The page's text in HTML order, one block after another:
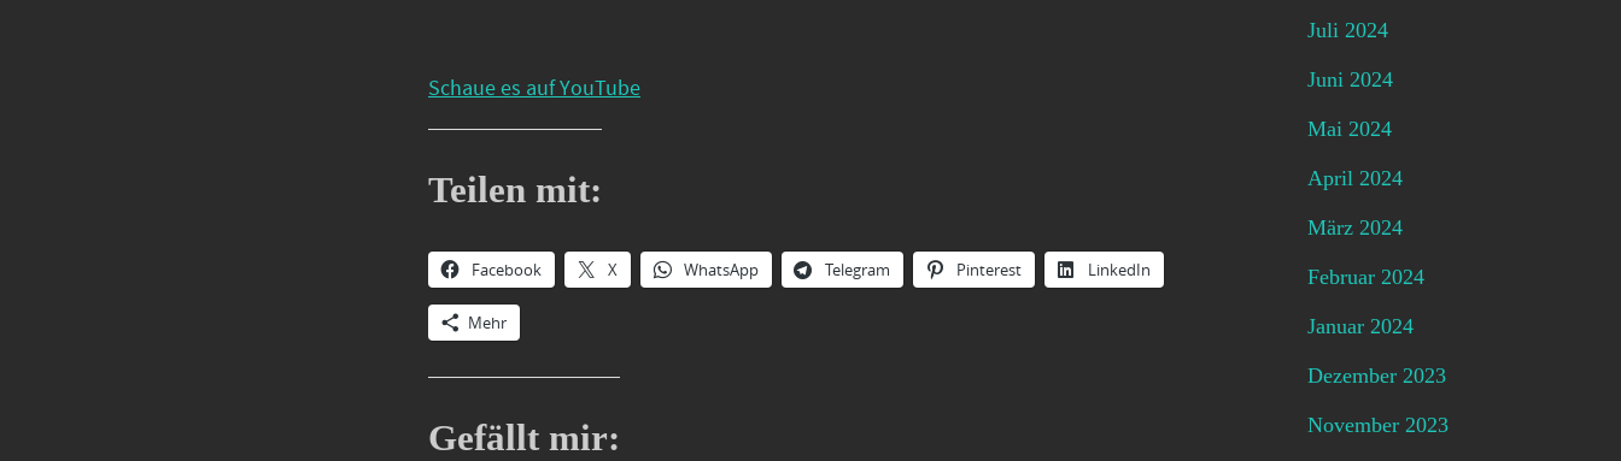
Schaue es auf YouTube
Teilen mit:
Facebook X WhatsApp Telegram Pinterest LinkedIn
Mehr
Gefällt mir:
Juli 2024
Juni 2024
Mai 2024
April 2024
März 2024
Februar 2024
Januar 2024
Dezember 2023
November 2023